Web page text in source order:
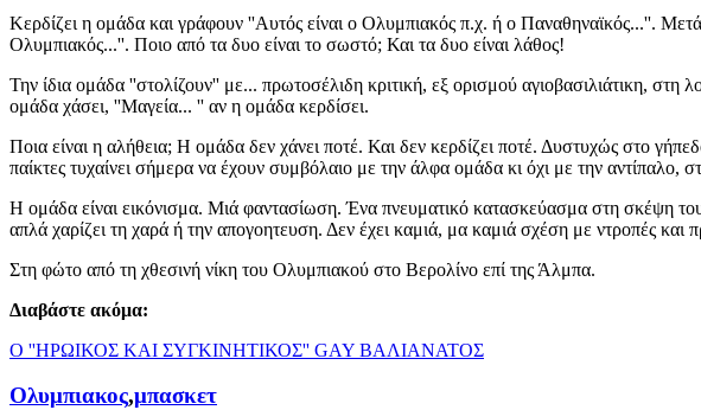
Κερδίζει η ομάδα και γράφουν ''Αυτός είναι ο Ολυμπιακός π.χ. ή ο Παναθηναϊκός...''.
Ολυμπιακός...''. Ποιο από τα δυο είναι το σωστό; Και τα δυο είναι λάθος!
Την ίδια ομάδα ''στολίζουν'' με... πρωτοσέλιδη κριτική, εξ ορισμού αγιοβασιλιάτικη,
ομάδα χάσει, ''Μαγεία... '' αν η ομάδα κερδίσει.
Ποια είναι η αλήθεια; Η ομάδα δεν χάνει ποτέ. Και δεν κερδίζει ποτέ. Δυστυχώς στο
παίκτες τυχαίνει σήμερα να έχουν συμβόλαιο με την άλφα ομάδα κι όχι με την αντίπαλο,
Η ομάδα είναι εικόνισμα. Μιά φαντασίωση. Ένα πνευματικό κατασκεύασμα στη σκέψη
απλά χαρίζει τη χαρά ή την απογοητευση. Δεν έχει καμιά, μα καμιά σχέση με ντροπές
Στη φώτο από τη χθεσινή νίκη του Ολυμπιακού στο Βερολίνο επί της Άλμπα.
Διαβάστε ακόμα:
Ο ''ΗΡΩΙΚΟΣ ΚΑΙ ΣΥΓΚΙΝΗΤΙΚΟΣ'' GAY ΒΑΛΙΑΝΑΤΟΣ
Ολυμπιακος,μπασκετ